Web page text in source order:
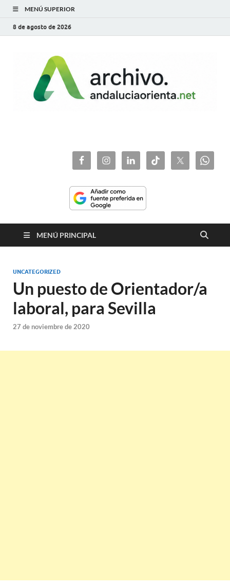
MENÚ SUPERIOR
8 de agosto de 2026
MENÚ PRINCIPAL
UNCATEGORIZED
Un puesto de Orientador/a
laboral, para Sevilla
27 de noviembre de 2020